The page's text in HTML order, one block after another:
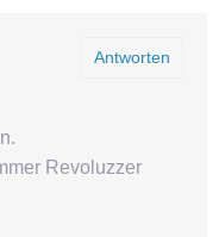
Antworten
Revoluzzer